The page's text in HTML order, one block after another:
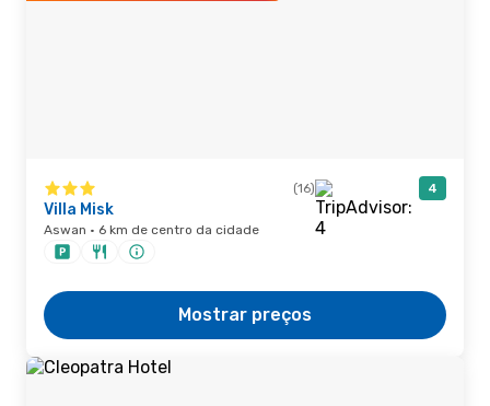
(16) 4
Villa Misk
Aswan · 6 km de centro da cidade
Mostrar preços